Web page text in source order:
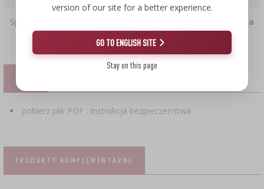
Sprzedaż zgrzewka
pobierz plik PDF : Instrukcja bezpieczeństwa
PRODUKTY KOMPLEMENTARNE
version of our site for a better experience.
GO TO ENGLISH SITE
Stay on this page